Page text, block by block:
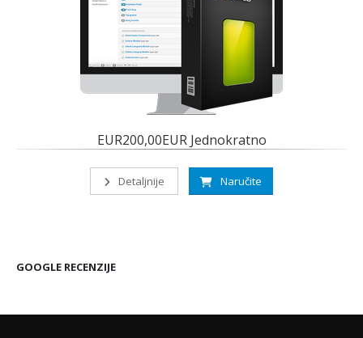
EUR200,00EUR Jednokratno
Detaljnije Naručite
GOOGLE RECENZIJE